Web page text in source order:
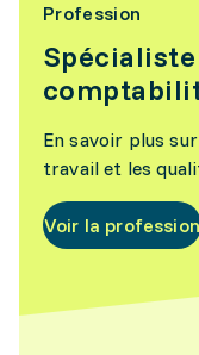
Profession
En savoir plus
travail et les
Voir la profession